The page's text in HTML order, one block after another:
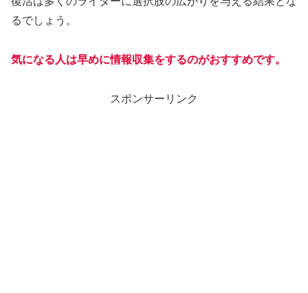
るでしょう。
気になる人は早めに情報収集をするのがおすすめです。
スポンサーリンク